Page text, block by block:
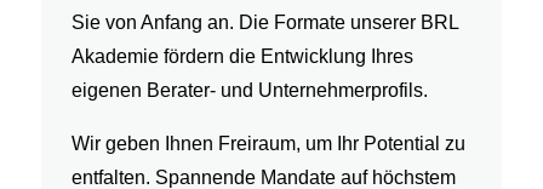
Sie von Anfang an. Die Formate unserer BRL
Akademie fördern die Entwicklung Ihres
eigenen Berater- und Unternehmerprofils.
Wir geben Ihnen Freiraum, um Ihr Potential zu
entfalten. Spannende Mandate auf höchstem